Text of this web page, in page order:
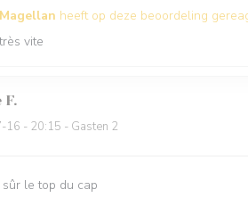
heeft op deze beoordeling
vite
F
16 - 20:15 - Gasten 2
le top du cap